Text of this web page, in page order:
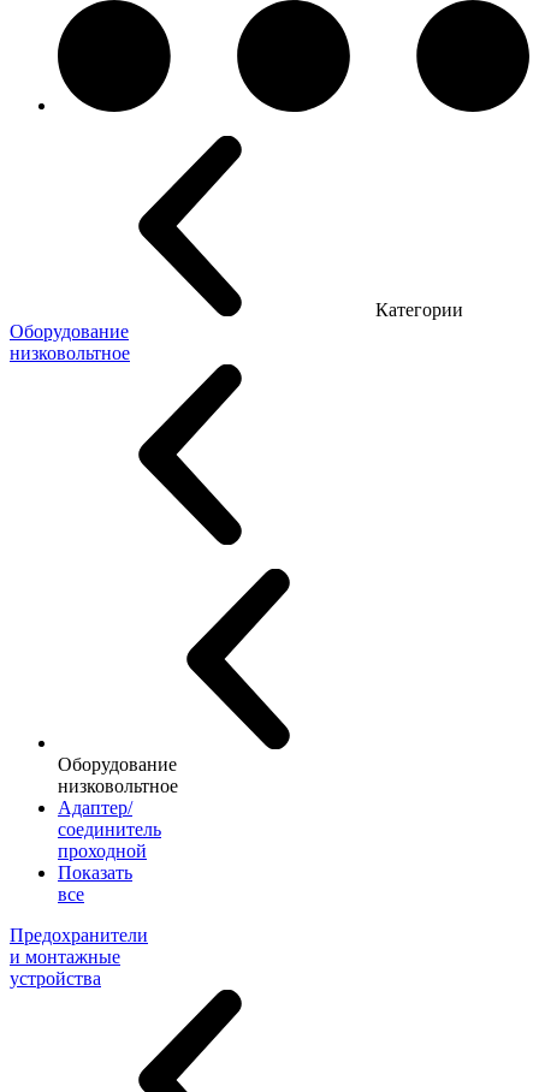
Категории
Оборудование
низковольтное
Оборудование
низковольтное
Адаптер/
соединитель
проходной
Показать
все
Предохранители
и монтажные
устройства